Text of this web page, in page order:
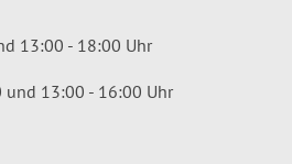
13:00 - 18:00 Uhr
und 13:00 - 16:00 Uhr